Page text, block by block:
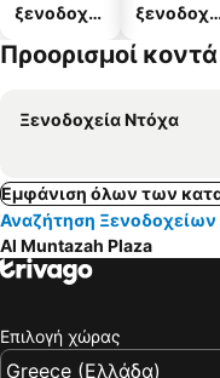
ξενοδοχεί
Προορισμοί
Ξενοδοχεία Ντόχα
Εμφάνιση όλων των
Αναζήτηση Ξενοδοχείων
Al Muntazah Plaza
Επιλογή χώρας